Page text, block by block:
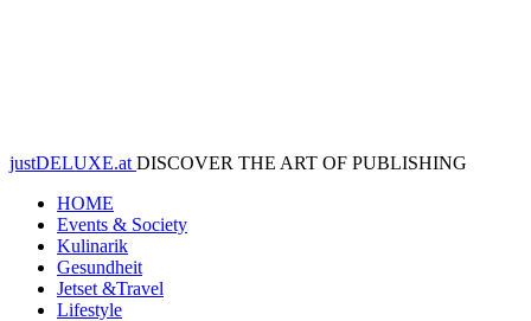
justDELUXE.at DISCOVER THE ART OF PUBLISHING
HOME
Events & Society
Kulinarik
Gesundheit
Jetset &Travel
Lifestyle